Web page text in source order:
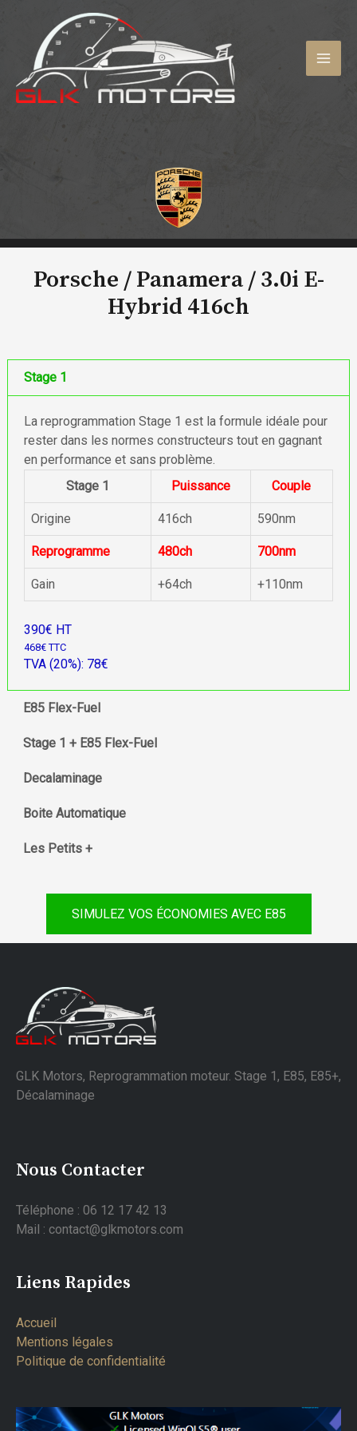
contenu
Porsche / Panamera /3.0i E-
Hybrid 416ch
Stage 1
La reprogrammation Stage 1 est la formule idéale pour
rester dans les normes constructeurs tout en gagnant
en performance et sans problème.
Stage 1
Puissance Couple
Origine 416ch 590nm
Reprogramme 480ch 700nm
Gain +64ch +110nm
390€ HT
468€ TTC
TVA (20%): 78€
E85 Flex-Fuel
Stage 1 + E85 Flex-Fuel
Decalaminage
Boite Automatique
Les Petits +
SIMULEZ VOS ÉCONOMIES AVEC E85
GLK Motors, Reprogrammation moteur. Stage 1, E85, E85+,
Décalaminage
Nous Contacter
Téléphone : 06 12 17 42 13
Mail : contact@glkmotors.com
Liens Rapides
Accueil
Mentions légales
Politique de confidentialité